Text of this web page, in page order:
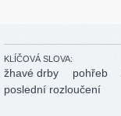
KLÍČOVÁ SLOVA:
žhavé drby pohřeb
poslední rozloučení